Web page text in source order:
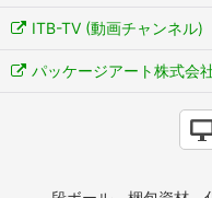
ITB-TV (動画チャンネル)
パッケージアート株式会